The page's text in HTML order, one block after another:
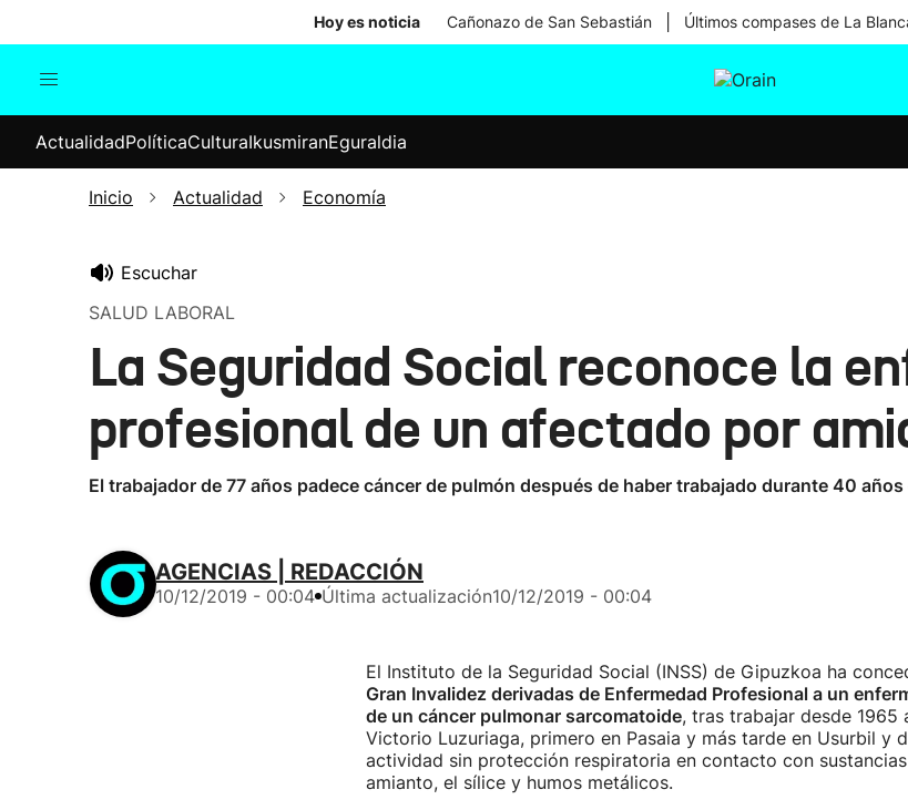
Hoy es noticia Cañonazo de San Sebastián Últimos compases de La
Internacional
Elecciones
ActualidadPolíticaCulturaIkusmiranEguraldia
Inicio Actualidad Economía
Escuchar
SALUD LABORAL
La Seguridad Social reconoce la
profesional de un afectado por
El trabajador de 77 años padece cáncer de pulmón después de haber trabajado durante 40
AGENCIAS | REDACCIÓN
10/12/2019 - 00:04 Última actualización10/12/2019 - 00:04
El Instituto de la Seguridad Social (INSS) de Gipuzkoa ha
Gran Invalidez derivadas de Enfermedad Profesional a un
de un cáncer pulmonar sarcomatoide, tras trabajar desde 1965
Victorio Luzuriaga, primero en Pasaia y más tarde en Usurbil y
actividad sin protección respiratoria en contacto con
amianto, el sílice y humos metálicos.